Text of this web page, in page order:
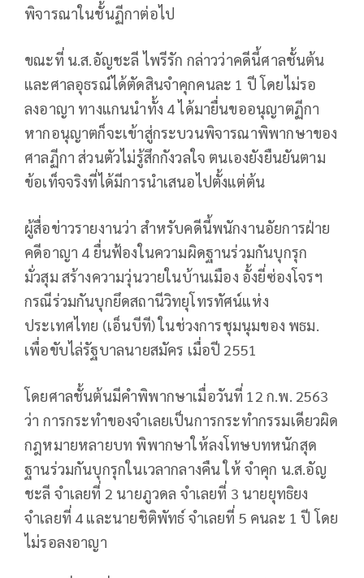
พิจารณาในชั้นฏีกาต่อไป
ขณะที่ น.ส.อัญชะลี ไพรีรัก กล่าวว่าคดีนี้ศาลชั้นต้น
และศาลอุธรณ์ได้ตัดสินจำคุกคนละ 1 ปี โดยไม่รอ
ลงอาญา ทางแกนนำทั้ง 4 ได้มายื่นขออนุญาตฏีกา
หากอนุญาตก็จะเข้าสู่กระบวนพิจารณาพิพากษาของ
ศาลฏีกา ส่วนตัวไม่รู้สึกกังวลใจ ตนเองยังยืนยันตาม
ข้อเท็จจริงที่ได้มีการนำเสนอไปตั้งแต่ต้น
ผู้สื่อข่าวรายงานว่า สำหรับคดีนี้พนักงานอัยการฝ่าย
คดีอาญา 4 ยื่นฟ้องในความผิดฐานร่วมกันบุกรุก
มั่วสุม สร้างความวุ่นวายในบ้านเมือง อั้งยี่ซ่องโจรฯ
กรณีร่วมกันบุกยึดสถานีวิทยุโทรทัศน์แห่ง
ประเทศไทย (เอ็นบีที) ในช่วงการชุมนุมของ พธม.
เพื่อขับไล่รัฐบาลนายสมัคร เมื่อปี 2551
โดยศาลชั้นต้นมีคำพิพากษาเมื่อวันที่ 12 ก.พ. 2563
ว่า การกระทำของจำเลยเป็นการกระทำกรรมเดียวผิด
กฎหมายหลายบท พิพากษาให้ลงโทษบทหนักสุด
ฐานร่วมกันบุกรุกในเวลากลางคืน ให้ จำคุก น.ส.อัญ
ชะลี จำเลยที่ 2 นายภูวดล จำเลยที่ 3 นายยุทธิยง
จำเลยที่ 4 และนายชิติพัทธ์ จำเลยที่ 5 คนละ 1 ปี โดย
ไม่รอลงอาญา